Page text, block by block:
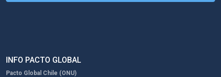
INFO PACTO GLOBAL
Pacto Global Chile (ONU)